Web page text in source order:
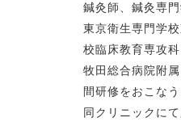
鍼灸師、鍼灸専
東京衛生専門学
校臨床教育専攻
牧田総合病院附
間研修をおこなう
同クリニックに